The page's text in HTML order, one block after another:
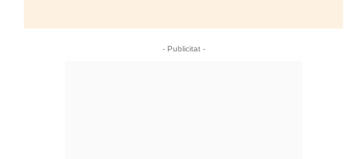
- Publicitat -